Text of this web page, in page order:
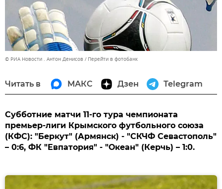
© РИА Новости . Антон Денисов Перейти в фотобанк
Читать в МАКС Дзен Telegram
Субботние матчи 11-го тура чемпионата
премьер-лиги Крымского футбольного союза
(КФС): "Беркут" (Армянск) - "СКЧФ Севастополь"
– 0:6, ФК "Евпатория" - "Океан" (Керчь) – 1:0.